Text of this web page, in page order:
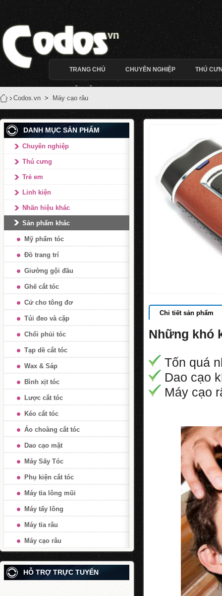
TRANG CHỦ CHUYÊN NGHIỆP THÚ
Codos.vn > Máy cạo râu
DANH MỤC SẢN PHẨM
Chuyên nghiệp
Thú cưng
Trẻ em
Linh kiện
Nhãn hiệu khác
Sản phẩm khác
Mỹ phẩm tóc
Đồ trang trí
Giường gội đầu
Ghế cắt tóc
Cử cho tông đơ
Túi đeo và cặp
Chổi phủi tóc
Tạp dề cắt tóc
Wax & Sáp
Bình xịt tóc
Lược cắt tóc
Kéo cắt tóc
Áo choàng cắt tóc
Dao cạo mặt
Máy Sấy Tóc
Phụ kiện cắt tóc
Máy tỉa lông mũi
Máy tẩy lông
Máy tỉa râu
Máy cạo râu
HỖ TRỢ TRỰC TUYẾN
Chi tiết sản phẩm
Những khó
Tốn quá
Dao cạo
Máy cạo